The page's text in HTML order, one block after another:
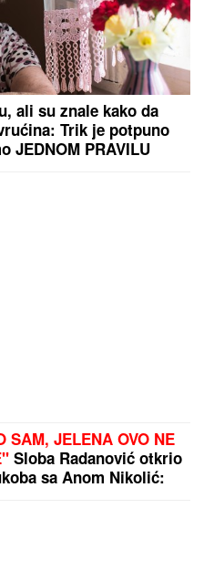
ali su znale kako da
Trik je potpuno
JEDNOM PRAVILU
SAM, JELENA OVO NE
Sloba Radanović otkrio
sa Anom Nikolić: